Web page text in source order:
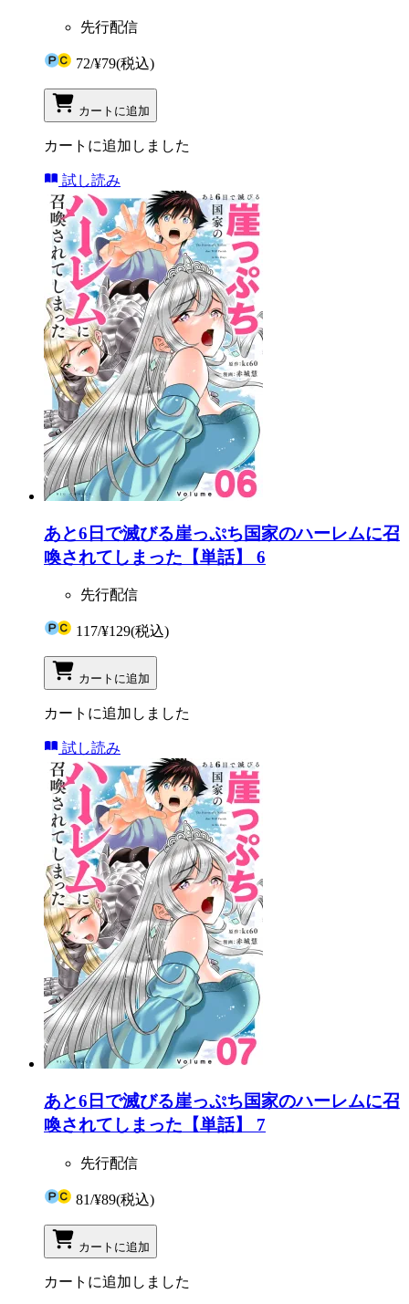
先行配信
72/¥79(税込)
カートに追加
カートに追加しました
試し読み
あと6日で滅びる崖っぷち国家のハーレムに召
喚されてしまった【単話】 6
先行配信
117/¥129(税込)
カートに追加
カートに追加しました
試し読み
あと6日で滅びる崖っぷち国家のハーレムに召
喚されてしまった【単話】 7
先行配信
81/¥89(税込)
カートに追加
カートに追加しました